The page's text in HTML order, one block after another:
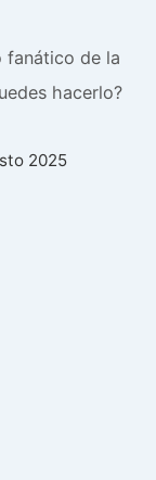
fanático de la
hacerlo?
2025